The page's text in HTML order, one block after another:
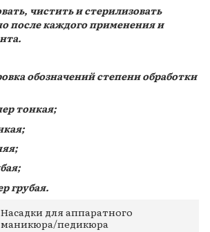
чистить и стерилизовать
после каждого применения и
обозначений степени обработки
тонкая;
грубая.
Насадки для аппаратного
маникюра/педикюра